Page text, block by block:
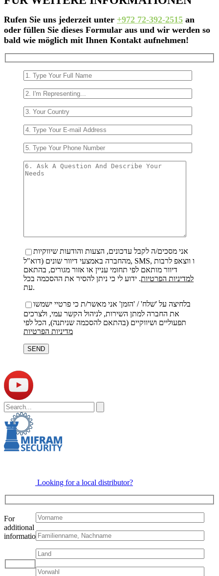
Rufen Sie uns jederzeit unter +972 72-392-2515 an
oder füllen Sie dieses Formular aus und wir werden so
bald wie möglich mit Ihnen Kontakt aufnehmen!
אני מסכים/ה לקבל עדכונים, הצעות והודעות שיווקיות
מהחברה באמצעי דיוור שונים (דוא"ל, SMS, ו ווצאפ לרבות
דיוור מותאם לפי תחומי עניין או אזור מגורים, בהתאם
למדיניות הפרטיות. ידוע לי כי ניתן להסיר את ההסכמה בכל
עת.
בלחיצה על 'שלח' / 'הזמן' אני מאשר/ת כי פרטיי ישמשו
את החברה למתן השירות, לניהול הקשר עמי, ולצרכים
תפעוליים ושיווקיים (בהתאם להסכמה שניתנה), הכל לפי
מדיניות הפרטיות
lasse
dieses
Feld
leer.
Looking for a local distributor?
For
additional
information: